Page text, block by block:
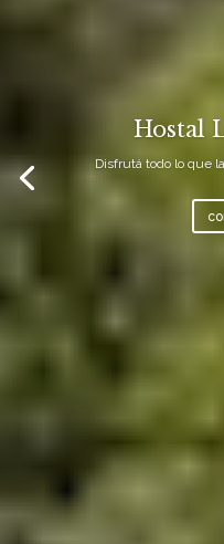
Hostal
Disfrutá todo lo que